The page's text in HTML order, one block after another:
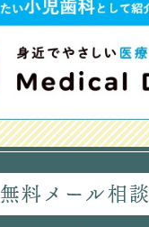
無料メール相談